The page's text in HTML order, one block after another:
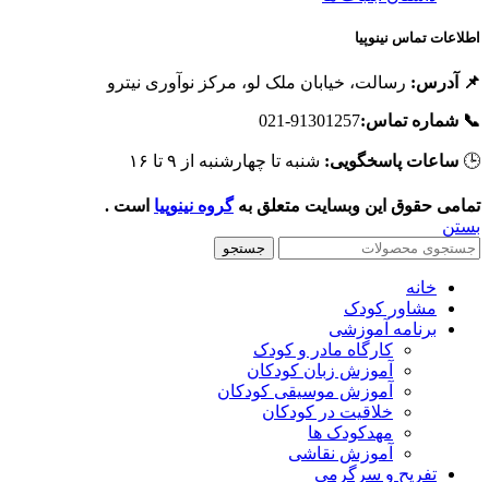
تماس نینوپیا
آدرس: رسالت، خیابان ملک لو، مرکز نوآوری نیترو
شماره تماس: 91301257-021
ساعات پاسخگویی: شنبه تا چهارشنبه از ۹ تا ۱۶
حقوق این وبسایت متعلق بهگروه نینوپیااست .
جستجو
خانه
مشاور کودک
برنامه آموزشی
کارگاه مادر و کودک
آموزش زبان کودکان
آموزش موسیقی کودکان
خلاقیت در کودکان
مهد‌کودک ها
آموزش نقاشی
تفریح و سرگرمی